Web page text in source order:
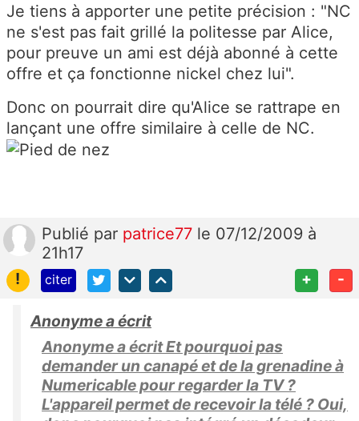
Je tiens à apporter une petite précision : "NC
ne s'est pas fait grillé la politesse par Alice,
pour preuve un ami est déjà abonné à cette
offre et ça fonctionne nickel chez lui".
Donc on pourrait dire qu'Alice se rattrape en
lançant une offre similaire à celle de NC.
Publié par patrice77 le 07/12/2009 à
21h17
!
citer + -
Anonyme a écrit
Anonyme a écrit Et pourquoi pas
demander un canapé et de la grenadine à
Numericable pour regarder la TV ?
L'appareil permet de recevoir la télé ? Oui,